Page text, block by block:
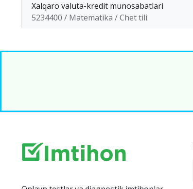
Xalqaro valuta-kredit munosabatlari
5234400 / Matematika / Chet tili